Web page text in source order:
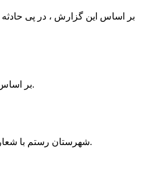
بر اساس این گزارش ، در پی
بر اساس این گزارش مرکز تاکسی بی سیم ممسنی به دلیل نداشتن پروانه ی کسب به استناد ماده ی ۲۷ و ۲۸ قانون نظام صنفی با دستور مقام قضایی تا اطلاع ثانوی پلمپ گردید.
شهرستان رستم با شعار «حال خوش کتابخوانی، در سرزمین زرد طلایی رستم» و هماهنگی و همکاری همه دستگاه های فرهنگی و مردم آمادگی خود را برای نامزدی پایخت کتاب ایران اعلام کرد.